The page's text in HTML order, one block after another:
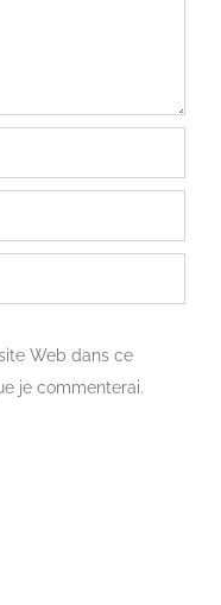
Web dans ce
je commenterai.